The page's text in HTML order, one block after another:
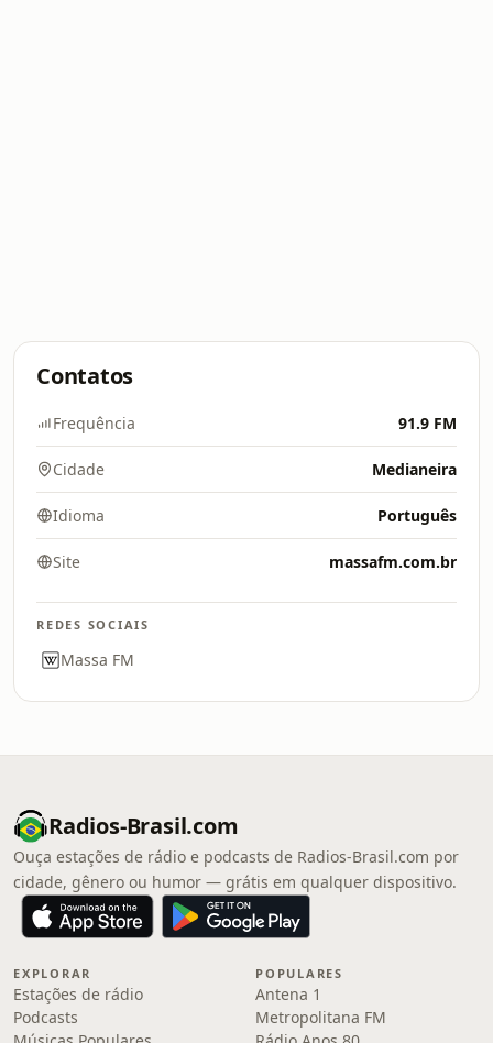
Contatos
Frequência 91.9 FM
Cidade Medianeira
Idioma Português
Site massafm.com.br
REDES SOCIAIS
Massa FM
Radios-Brasil.com
Ouça estações de rádio e podcasts de Radios-Brasil.com por
cidade, gênero ou humor — grátis em qualquer dispositivo.
EXPLORAR
Estações de rádio
Podcasts
POPULARES
Antena 1
Metropolitana FM